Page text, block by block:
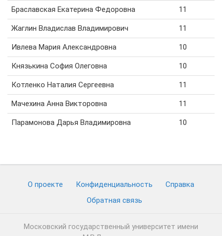
Браславская Екатерина Федоровна 11
Жаглин Владислав Владимирович 11
Ивлева Мария Александровна 10
Князькина София Олеговна 10
Котленко Наталия Сергеевна 11
Мачехина Анна Викторовна 11
Парамонова Дарья Владимировна 10
О проекте Конфиденциальность
Cправка
Обратная связь
Московский государственный университет имени